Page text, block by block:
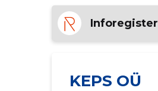
Inforegister
KEPS OÜ